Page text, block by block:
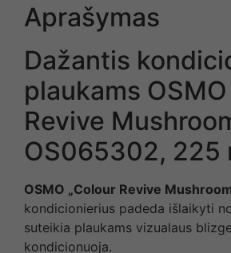
Aprašymas
Dažantis
plaukams
Revive
OS065302, 225
OSMO „Colour Revive
kondicionierius padeda išlaikyti
suteikia plaukams vizualaus
kondicionuoja.